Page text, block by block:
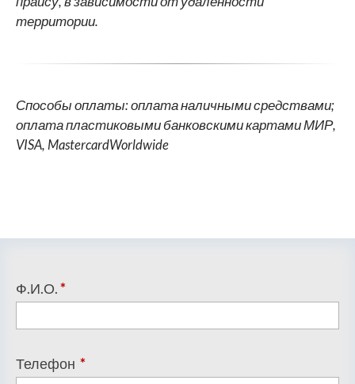
территории.
Способы оплаты: оплата наличными средствами;
оплата пластиковыми банковскими картами МИР,
VISA, MastercardWorldwide
Ф.И.О.*
Телефон *